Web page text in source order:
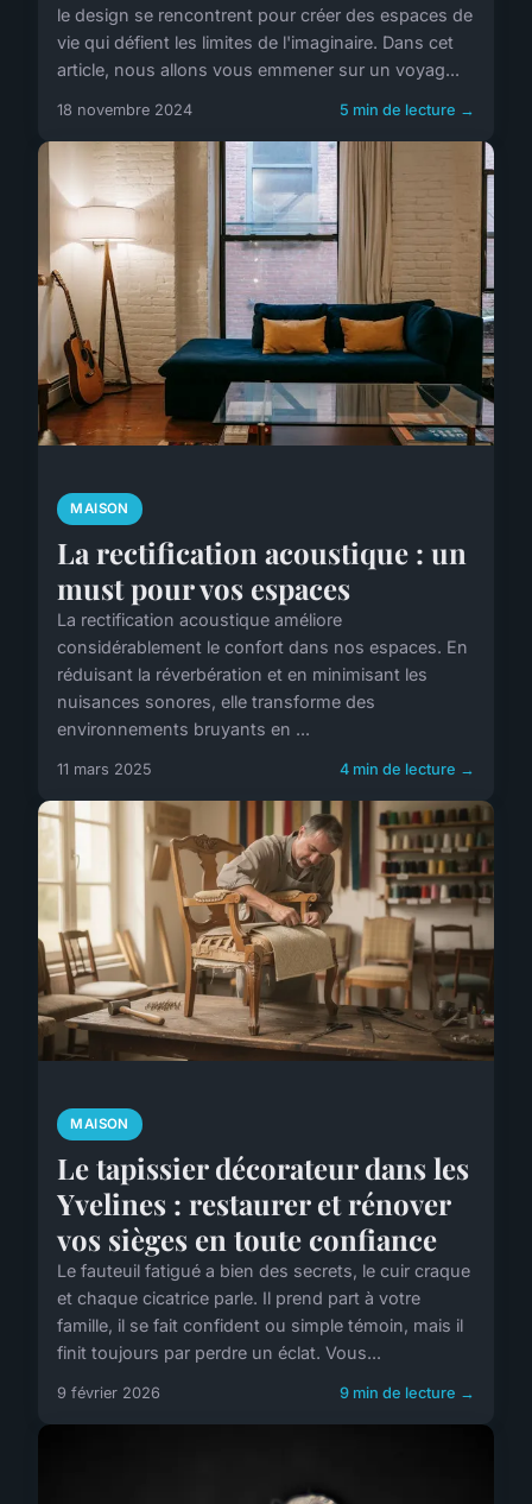
le design se rencontrent pour créer des espaces de
vie qui défient les limites de l'imaginaire. Dans cet
article, nous allons vous emmener sur un voyag...
18 novembre 2024 5 min de lecture →
MAISON
La rectification acoustique : un
must pour vos espaces
La rectification acoustique améliore
considérablement le confort dans nos espaces. En
réduisant la réverbération et en minimisant les
nuisances sonores, elle transforme des
environnements bruyants en ...
11 mars 2025 4 min de lecture →
MAISON
Le tapissier décorateur dans les
Yvelines : restaurer et rénover
vos sièges en toute confiance
Le fauteuil fatigué a bien des secrets, le cuir craque
et chaque cicatrice parle. Il prend part à votre
famille, il se fait confident ou simple témoin, mais il
finit toujours par perdre un éclat. Vous...
9 février 2026 9 min de lecture →